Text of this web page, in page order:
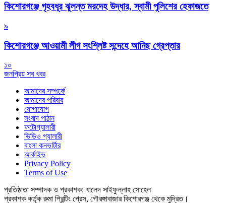
কিশোরগঞ্জে গৃহবধূর ঝুলন্ত মরদেহ উদ্ধার, স্বামী পুলিশের হেফাজতে
৯
কিশোরগঞ্জে আওয়ামী লীগ সংশ্লিষ্ট সন্দেহে আনিছ গ্রেপ্তার
১০
জনপ্রিয় সব খবর
আমাদের সম্পর্কে
আমাদের পরিবার
যোগাযোগ
সংবাদ পাঠান
ফটোগ্যালারী
ভিডিও গ্যালারী
বাংলা কনভার্টার
আর্কাইভ
Privacy Policy
Terms of Use
প্রতিষ্ঠাতা সম্পাদক ও প্রকাশক: খালেদ সাইফুল্লাহ সোহেল
প্রকাশক কর্তৃক রুমা প্রিন্টিং প্রেস, গৌরঙ্গাবাজার কিশোরগঞ্জ থেকে মুদ্রিত।